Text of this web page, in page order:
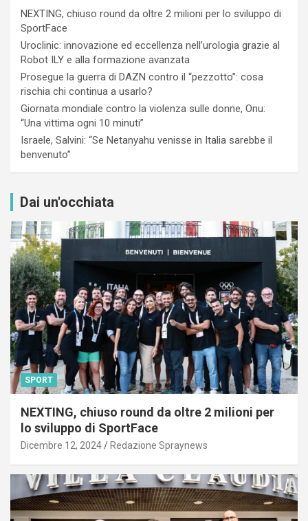
NEXTING, chiuso round da oltre 2 milioni per lo sviluppo di
SportFace
Uroclinic: innovazione ed eccellenza nell’urologia grazie al
Robot ILY e alla formazione avanzata
Prosegue la guerra di DAZN contro il “pezzotto”: cosa
rischia chi continua a usarlo?
Giornata mondiale contro la violenza sulle donne, Onu:
“Una vittima ogni 10 minuti”
Israele, Salvini: “Se Netanyahu venisse in Italia sarebbe il
benvenuto”
Dai un'occhiata
SPORT
NEXTING, chiuso round da oltre 2 milioni per
lo sviluppo di SportFace
Dicembre 12, 2024 Redazione Spraynews